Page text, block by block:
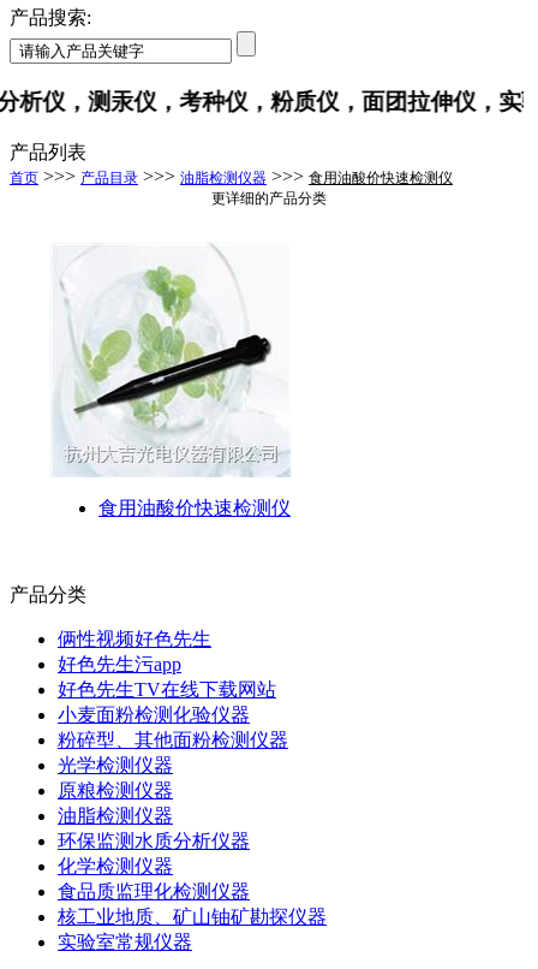
产品搜索:
，测汞仪，考种仪，粉质仪，面团拉伸仪，
产品列表
首页 >>> 产品目录 >>> 油脂检测仪器 >>> 食用油酸价快速检测仪
更详细的产品分类
食用油酸价快速检测仪
产品分类
俩性视频好色先生
好色先生污app
好色先生TV在线下载网站
小麦面粉检测化验仪器
粉碎型、其他面粉检测仪器
光学检测仪器
原粮检测仪器
油脂检测仪器
环保监测水质分析仪器
化学检测仪器
食品质监理化检测仪器
核工业地质、矿山铀矿勘探仪器
实验室常规仪器